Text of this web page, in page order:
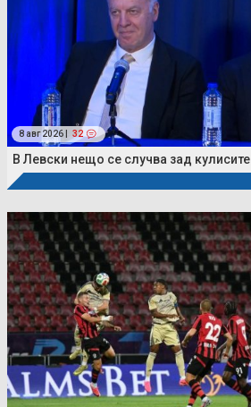
8 авг 2026 | 32
В Левски нещо се случва зад кулисите